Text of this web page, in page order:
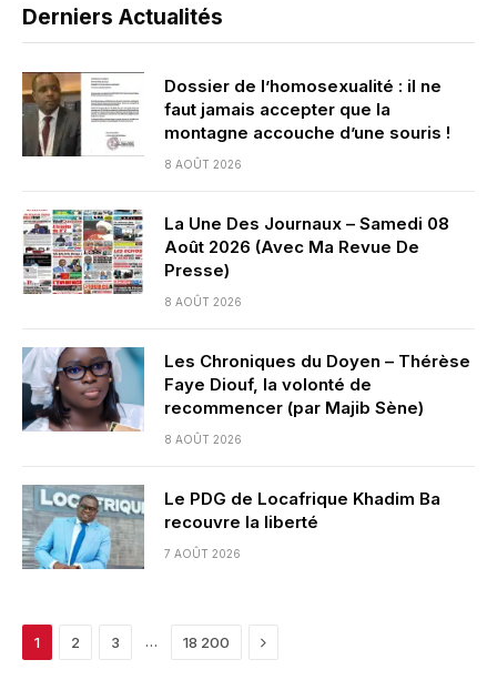
Derniers Actualités
Dossier de l’homosexualité : il ne
faut jamais accepter que la
montagne accouche d’une souris !
8 AOÛT 2026
La Une Des Journaux – Samedi 08
Août 2026 (Avec Ma Revue De
Presse)
8 AOÛT 2026
Les Chroniques du Doyen – Thérèse
Faye Diouf, la volonté de
recommencer (par Majib Sène)
8 AOÛT 2026
Le PDG de Locafrique Khadim Ba
recouvre la liberté
7 AOÛT 2026
1 2 3 … 18 200 Next